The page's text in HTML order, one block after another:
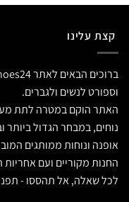
קצת עלינו
וספורט לנשים ולגברים.
האתר הוקם במטרה לתת
נוחים, במבחר הגדול ביותר
אופנה ונוחות ממותגים
החנות מקוריים ועם
לכל שאלה, אל תהססו - תפנו